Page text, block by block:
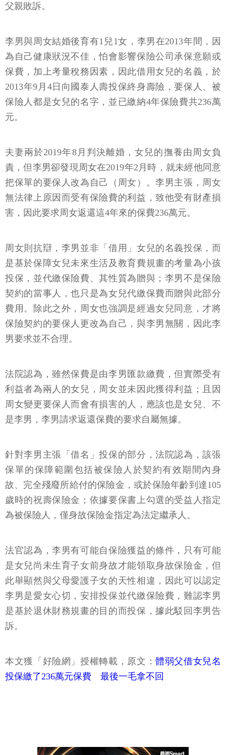
父親敗訴。
李男與周女結婚後育有1兒1女，李男在2013年間，因
為自己健康狀況不佳，怕會影響保險公司承保意願或
保費，加上考量稅務因素，因此借用女兒的名義，於
2013年9月4日向國泰人壽投保終身壽險，要保人、被
保險人都是女兒的名字，並已繳納4年保險費共236萬
元。
夫妻兩於2019年8月判決離婚，女兒的撫養由周女負
責，但李男卻發現周女在2019年2月時，就未經他同意
把保單的要保人改為自己（周女）。李男主張，周女
無法律上原因而受有保險費的利益，致他受有財產損
害，因此要求周女返還這4年來的保費236萬元。
周女則抗辯，李男並非「借用」女兒的名義投保，而
是基於保障女兒未來生活及教育費規畫的考量為小孩
投保，並代繳保險費、其性質為贈與；李男不是保險
契約的當事人，也只是為女兒代繳保費而贈與此部分
費用。除此之外，周女也強調是經過女兒同意，才將
保險契約的要保人更改為自己，與李男無關，因此李
男要求並不合理。
法院認為，雖然保費是由李男匯款繳費，但實際受有
利益者為兩人的女兒，周女並未因此獲得利益；且因
周女變更要保人而會有損害的人，應該也是女兒、不
是李男，李男請求返還保費的要求自屬無據。
針對李男主張「借名」投保的部分，法院認為，該張
保單的保障範圍包括被保險人於契約有效期間內身
故、完全殘廢所給付的保險金，或於保險年齡到達105
歲時的祝壽保險金；依據要保書上勾選的受益人指定
為被保險人，僅身故保險金指定為法定繼承人。
法官認為，李男有可能自保險獲益的條件，只有可能
是女兒尚未生育子女前身故才能領取身故保險金，但
此舉顯然與父母愛護子女的天性相違，因此可以認定
李男是愛女心切，安排投保並代繳保險費，難認李男
是基於退休財務規畫的目的而投保，據此駁回李男告
訴。
本文獲「好險網」授權轉載，原文：體弱父借女兒名
投保繳了236萬元保費 最後一毛拿不回